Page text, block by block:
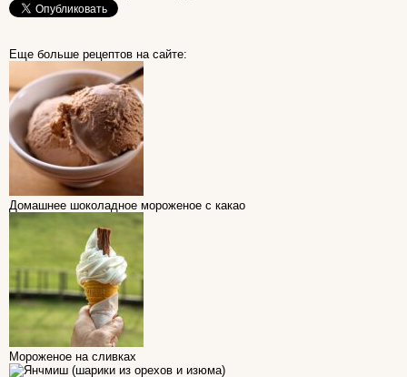
Еще больше рецептов на сайте:
Домашнее шоколадное мороженое с какао
Мороженое на сливках